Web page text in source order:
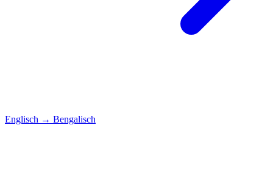
Englisch → Bengalisch